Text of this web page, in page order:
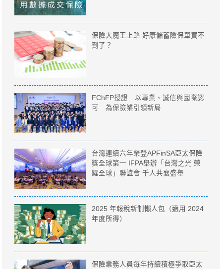
保險大魔王上路 好康儲蓄險保單買不
到了？
FChFP授證 以專業、誠信與國際認
可 為保險業引領新局
台灣連續六年榮登APFinSA亞太保險
獎全球第一 IFPA舉辦「台灣之光 榮
耀全球」聯誼會 千人共襄盛舉
2025 年報稅新制懶人包（適用 2024
年度所得）
保險業務人員每年持續積極爭取亞太